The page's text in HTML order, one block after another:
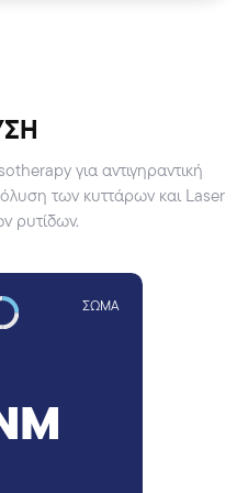
για αντιγηραντική
των κυττάρων και Laser
ρυτίδων.
ΣΏΜΑ